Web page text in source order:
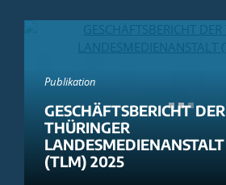
Publikation
GESCHÄFTSBERICHT DER
THÜRINGER
LANDESMEDIENANSTALT
(TLM) 2025